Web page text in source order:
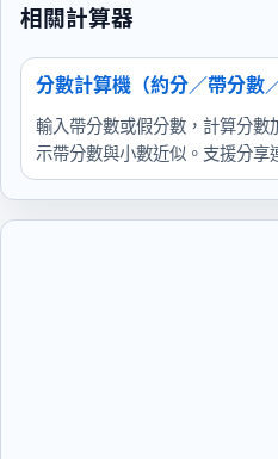
相關計算器
分數計算機（約分／帶分數
輸入帶分數或假分數，計算分
示帶分數與小數近似。支援分享